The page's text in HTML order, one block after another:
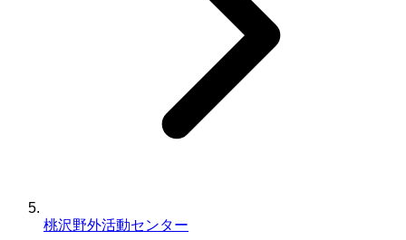
桃沢野外活動センター